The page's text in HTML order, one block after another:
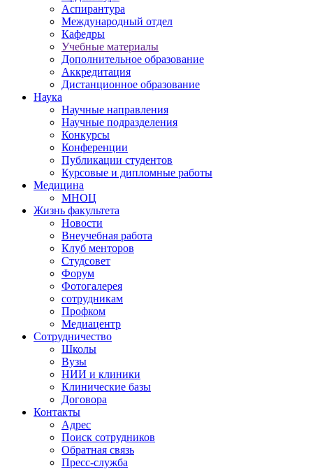
Аспирантура
Международный отдел
Кафедры
Учебные материалы
Дополнительное образование
Аккредитация
Дистанционное образование
Наука
Научные направления
Научные подразделения
Конкурсы
Конференции
Публикации студентов
Курсовые и дипломные работы
Медицина
МНОЦ
Жизнь факультета
Новости
Внеучебная работа
Клуб менторов
Студсовет
Форум
Фотогалерея
сотрудникам
Профком
Медиацентр
Сотрудничество
Школы
Вузы
НИИ и клиники
Клинические базы
Договора
Контакты
Адрес
Поиск сотрудников
Обратная связь
Пресс-служба